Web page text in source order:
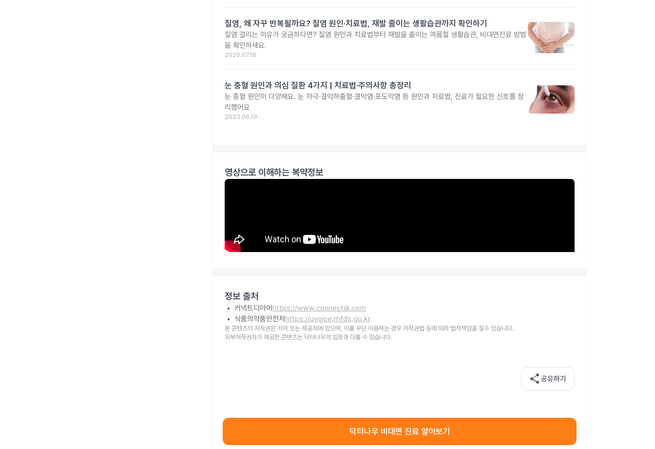
질염, 왜 자꾸 반복될까요? 질염 원인·치료법, 재발 줄이는 생활습관까지 확인하기
질염 걸리는 이유가 궁금하다면? 질염 원인과 치료법부터 재발을 줄이는 여름철 생활습관, 비대면진료 방법
을 확인하세요.
2026.07.16
눈 충혈 원인과 의심 질환 4가지 | 치료법·주의사항 총정리
눈 충혈 원인이 다양해요. 눈 자극·결막하출혈·결막염·포도막염 등 원인과 치료법, 진료가 필요한 신호를 정
리했어요
2023.06.19
영상으로 이해하는 복약정보
정보 출처
커넥트디아이 https://www.connectdi.com
식품의약품안전처 https://uvoice.mfds.go.kr
본 콘텐츠의 저작권은 저자 또는 제공처에 있으며, 이를 무단 이용하는 경우 저작권법 등에 따라 법적책임을 질수 있습니다.
외부저작권자가 제공한 콘텐츠는 닥터나우의 입장과 다를 수 있습니다.
share 공유하기
닥터나우 비대면 진료 알아보기